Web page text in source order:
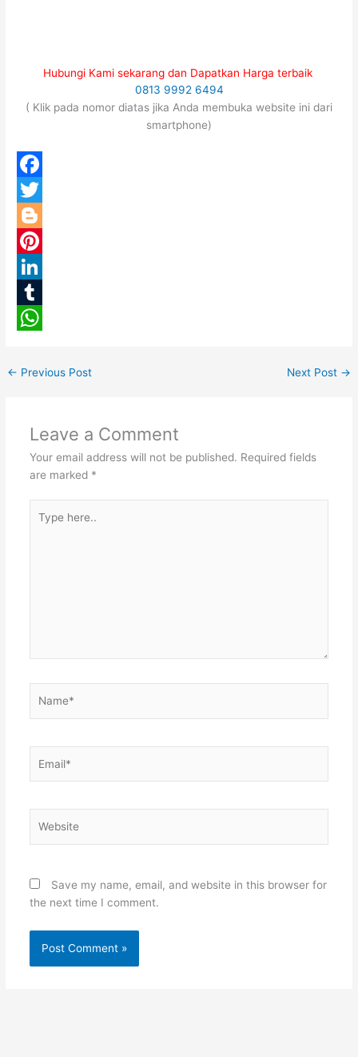
Hubungi Kami sekarang dan Dapatkan Harga terbaik
0813 9992 6494
( Klik pada nomor diatas jika Anda membuka website ini dari
smartphone)
F
a
c
e
o
k
T
w
t
B
g
e
P
n
ek
T
m
h
← Previous Post Next Post →
Leave a Comment
Your email address will not be published. Required fields
are marked *
here..
Save my name, email, and website in this browser for
the next time I comment.